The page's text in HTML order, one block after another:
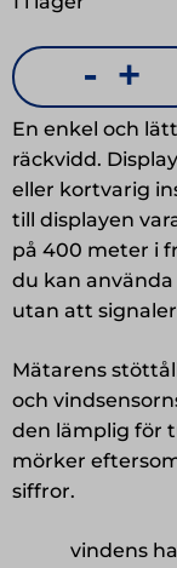
-
NAVIS
WR3-
B
+
En enkel och
räckvidd.
eller kortvarig
till displayen
på 400 meter i
du kan
utan att
Mätarens
och
den lämplig för
mörker
siffror.
vindens